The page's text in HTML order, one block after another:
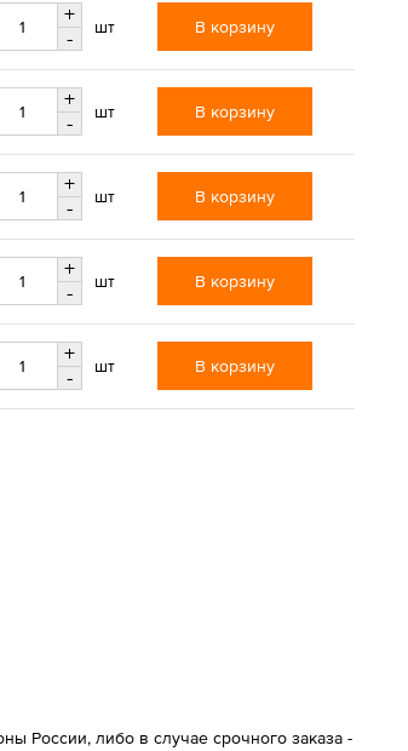
+
-
шт В корзину
+
-
шт В корзину
+
-
шт В корзину
+
-
шт В корзину
+
-
шт В корзину
России, либо в случае срочного заказа -